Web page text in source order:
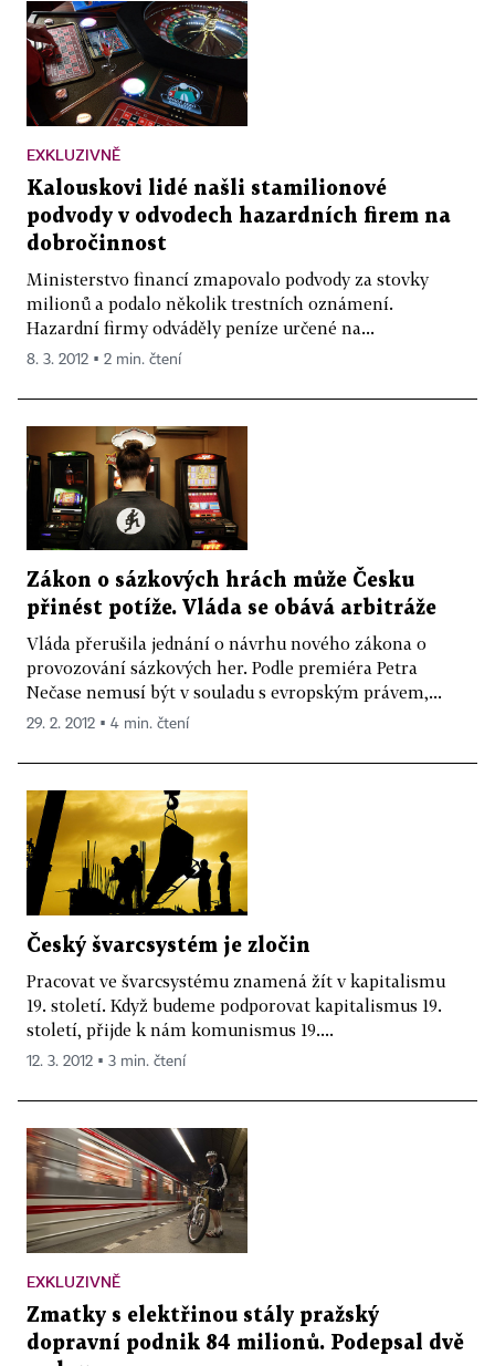
EXKLUZIVNĚ
Kalouskovi lidé našli stamilionové
podvody v odvodech hazardních firem na
dobročinnost
Ministerstvo financí zmapovalo podvody za stovky
milionů a podalo několik trestních oznámení.
Hazardní firmy odváděly peníze určené na...
8. 3. 2012 ▪ 2 min. čtení
Zákon o sázkových hrách může Česku
přinést potíže. Vláda se obává arbitráže
Vláda přerušila jednání o návrhu nového zákona o
provozování sázkových her. Podle premiéra Petra
Nečase nemusí být v souladu s evropským právem,...
29. 2. 2012 ▪ 4 min. čtení
Český švarcsystém je zločin
Pracovat ve švarcsystému znamená žít v kapitalismu
19. století. Když budeme podporovat kapitalismus 19.
století, přijde k nám komunismus 19....
12. 3. 2012 ▪ 3 min. čtení
EXKLUZIVNĚ
Zmatky s elektřinou stály pražský
dopravní podnik 84 milionů. Podepsal dvě